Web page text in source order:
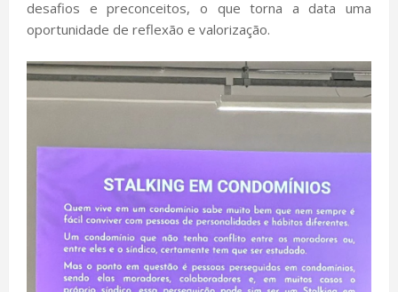
desafios e preconceitos, o que torna a data uma
oportunidade de reflexão e valorização.